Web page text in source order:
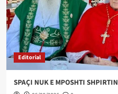
Editorial
SPAÇI NUK E MPOSHTI SHPIRTIN